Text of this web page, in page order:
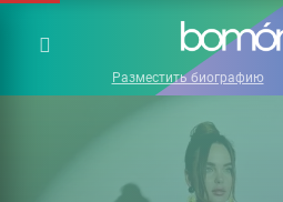
Разместить биографию